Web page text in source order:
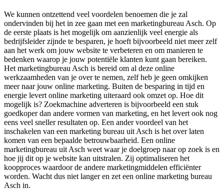
We kunnen ontzettend veel voordelen benoemen die je zal
ondervinden bij het in zee gaan met een marketingbureau Asch. Op
de eerste plaats is het mogelijk om aanzienlijk veel energie als
bedrijfsleider zijnde te besparen, je hoeft bijvoorbeeld niet meer zelf
aan het werk om jouw website te verbeteren en om manieren te
bedenken waarop je jouw potentiële klanten kunt gaan bereiken.
Het marketingbureau Asch is bereid om al deze online
werkzaamheden van je over te nemen, zelf heb je geen omkijken
meer naar jouw online marketing. Buiten de besparing in tijd en
energie levert online marketing uiteraard ook omzet op. Hoe dit
mogelijk is? Zoekmachine adverteren is bijvoorbeeld een stuk
goedkoper dan andere vormen van marketing, en het levert ook nog
eens veel sneller resultaten op. Een ander voordeel van het
inschakelen van een marketing bureau uit Asch is het over laten
komen van een bepaalde betrouwbaarheid. Een online
marketingbureau uit Asch weet waar je doelgroep naar op zoek is en
hoe jij dit op je website kan uitstralen. Zij optimaliseren het
koopproces waardoor de andere marketingmiddelen efficiënter
worden. Wacht dus niet langer en zet een online marketing bureau
Asch in.